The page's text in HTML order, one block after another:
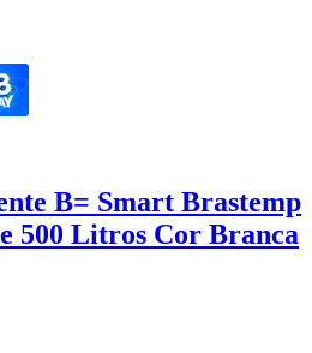
B= Smart Brastemp
500 Litros Cor Branca